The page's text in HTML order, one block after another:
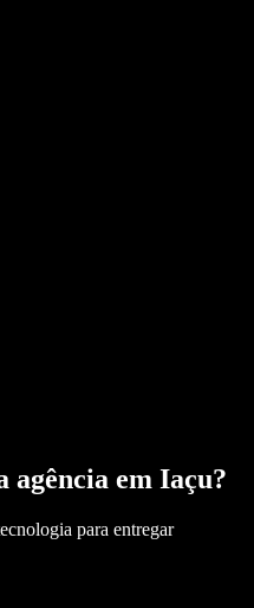
agência em Iaçu?
para entregar